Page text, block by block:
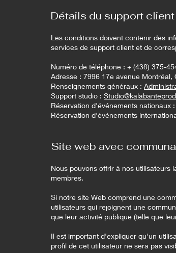
Détails du support
Les conditions doivent contenir des
services de support client et de
Numéro de téléphone : + (438) 375-
Adresse : 7996 17e avenue Montréal,
Renseignements généraux :
Support studio :
Réservation d'événements nationaux :
Réservation d'événements
Site web avec
Nous pouvons offrir à nos utilisateurs
membres.
Si notre site Web comprend une
utilisateurs qui rejoignent une
que leur activité publique (telle que
Il est important d'expliquer qu'un
profil de cet utilisateur ne sera pas